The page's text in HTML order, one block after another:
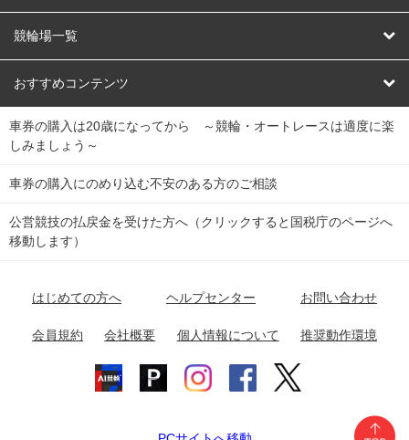
オートレース
競輪くじ
Dokanto!
チャリロトプラザ
レース予想
レース結果
キャリーオーバー一覧
競輪場一覧
北日本 函館競輪場
関
東
弥彦競輪場 前橋競輪場 取手競輪場 宇都宮競輪場
関
東
小田原競輪場
名古屋競輪場 岐阜競輪場 大垣競輪場 豊橋競輪場
富山競輪場 松阪競輪場 四日市競輪場
福井競輪場 奈良競輪場 向日町競輪場
おすすめコンテンツ
競輪選手情報
Perfecta Navi
netkeirin
車券の購入は20歳になってから ～競輪・オートレースは適度に楽
しみましょう～
車券の購入にのめり込む不安のある方のご相談
公営競技の払戻金を受けた方へ（クリックすると国税庁のページへ
移動します）
はじめての方へ ヘルプセンター お問い合わせ
会員規約 会社概要 個人情報について 推奨動作環境